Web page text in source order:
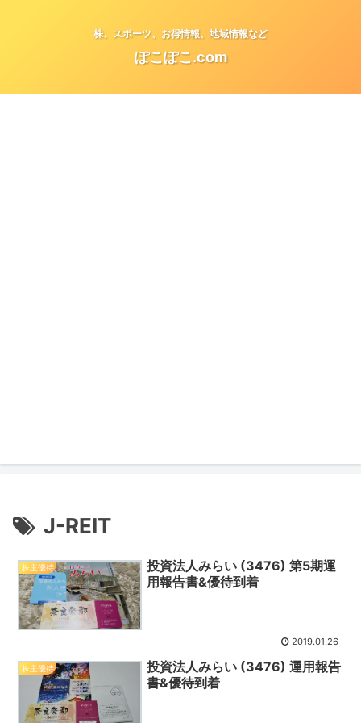
株、スポーツ、お得情報、地域情報など
ぽこぽこ.com
J-REIT
株主優待
投資法人みらい (3476) 第5期運
用報告書&優待到着
2019.01.26
株主優待
投資法人みらい (3476) 運用報告
書&優待到着